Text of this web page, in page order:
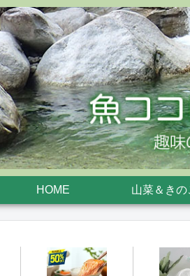
HOME 山菜＆きの